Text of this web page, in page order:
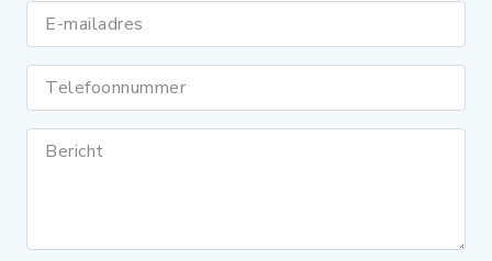
E-mailadres
Telefoonnummer
Bericht